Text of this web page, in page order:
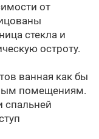
от
стекла и
остроту.
ванная как бы
помещениям.
спальней